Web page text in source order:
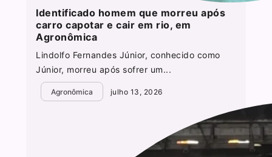
Identificado homem que morreu após
carro capotar e cair em rio, em
Agronômica
Lindolfo Fernandes Júnior, conhecido como
Júnior, morreu após sofrer um...
Agronômica julho 13, 2026